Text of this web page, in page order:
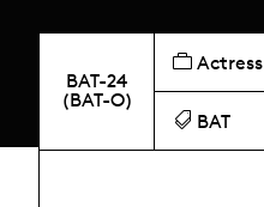
BAT-24
(BAT-O)
Actress
BAT